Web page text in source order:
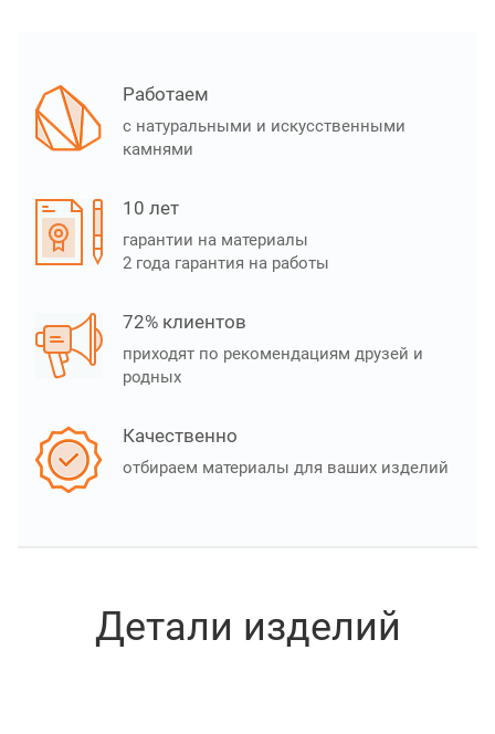
Работаем
с натуральными и искусственными
камнями
10 лет
гарантии на материалы
2 года гарантия на работы
72% клиентов
приходят по рекомендациям друзей и
родных
Качественно
отбираем материалы для ваших изделий
Детали изделий